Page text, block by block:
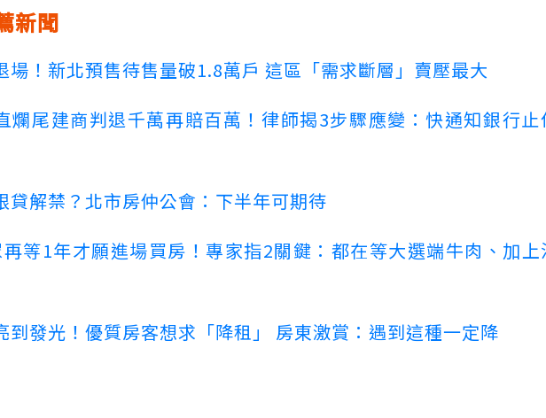
新聞
場！新北預售待售量破1.8萬戶 這區「需求斷層」賣壓最大
爛尾建商判退千萬再賠百萬！律師揭3步驟應變：快通知銀行止
貸解禁？北市房仲公會：下半年可期待
等1年才願進場買房！專家指2關鍵：都在等大選端牛肉、加上
到發光！優質房客想求「降租」 房東激賞：遇到這種一定降